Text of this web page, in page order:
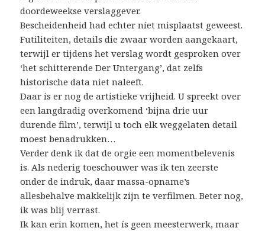
doordeweekse verslaggever.
Bescheidenheid had echter níet misplaatst geweest.
Futiliteiten, details die zwaar worden aangekaart,
terwijl er tijdens het verslag wordt gesproken over
‘het schitterende Der Untergang’, dat zelfs
historische data niet naleeft.
Daar is er nog de artistieke vrijheid. U spreekt over
een langdradig overkomend ‘bijna drie uur
durende film’, terwijl u toch elk weggelaten detail
moest benadrukken…
Verder denk ik dat de orgie een momentbelevenis
is. Als nederig toeschouwer was ik ten zeerste
onder de indruk, daar massa-opname’s
allesbehalve makkelijk zijn te verfilmen. Beter nog,
ik was blij verrast.
Ik kan erin komen, het ís geen meesterwerk, maar